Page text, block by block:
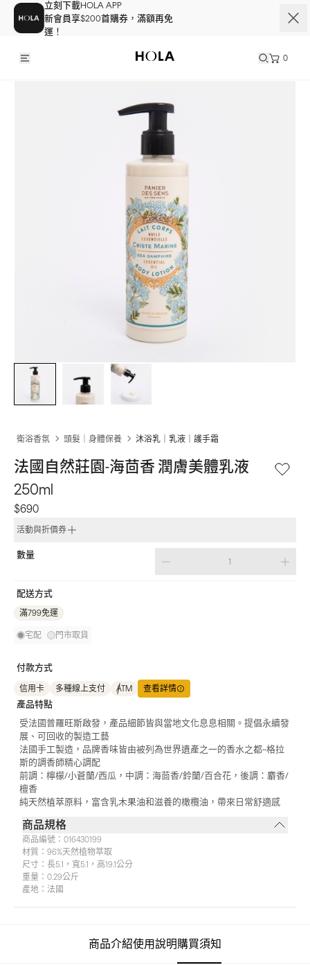
立刻下載HOLA APP
新會員享$200首購券，滿額再免
運！
0
衛浴香氛 頭髮｜身體保養 沐浴乳｜乳液｜護手霜
法國自然莊園-海茴香 潤膚美體乳液
250ml
$690
活動與折價券
數量
配送方式
滿799免運
宅配 門市取貨
付款方式
信用卡 多種線上支付 ATM 查看詳情
產品特點
受法國普羅旺斯啟發，產品細節皆與當地文化息息相關。提倡永續發
展、可回收的製造工藝
法國手工製造，品牌香味皆由被列為世界遺產之一的香水之都--格拉
斯的調香師精心調配
前調：檸檬/小蒼蘭/西瓜，中調：海茴香/鈴蘭/百合花，後調：麝香/
檀香
純天然植萃原料，富含乳木果油和滋養的橄欖油，帶來日常舒適感
商品規格
商品編號： 016430199
材質： 96%天然植物萃取
尺寸： 長5.1，寬5.1，高19.1公分
重量： 0.29公斤
產地： 法國
商品介紹使用說明購買須知